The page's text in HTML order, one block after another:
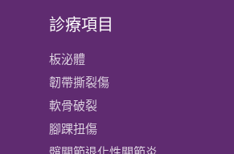
診療項目
板泌體
韌帶撕裂傷
軟骨破裂
腳踝扭傷